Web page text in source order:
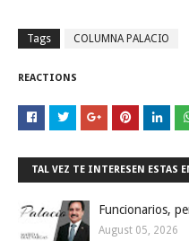
Tags COLUMNA PALACIO
REACTIONS
TAL VEZ TE INTERESEN ESTAS
Funcionarios,
August 05, 2026